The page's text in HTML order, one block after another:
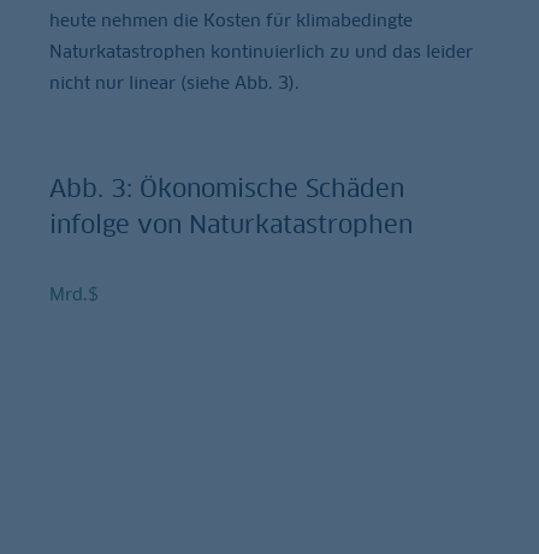
heute nehmen die Kosten für klimabedingte
Naturkatastrophen kontinuierlich zu und das leider
nicht nur linear (siehe Abb. 3).
Abb. 3: Ökonomische Schäden
infolge von Naturkatastrophen
Mrd.$